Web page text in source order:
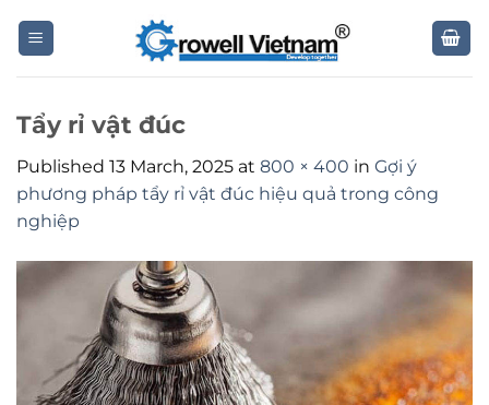
Tẩy rỉ vật đúc
Published 13 March, 2025 at 800 × 400 in Gợi ý
phương pháp tẩy rỉ vật đúc hiệu quả trong công
nghiệp